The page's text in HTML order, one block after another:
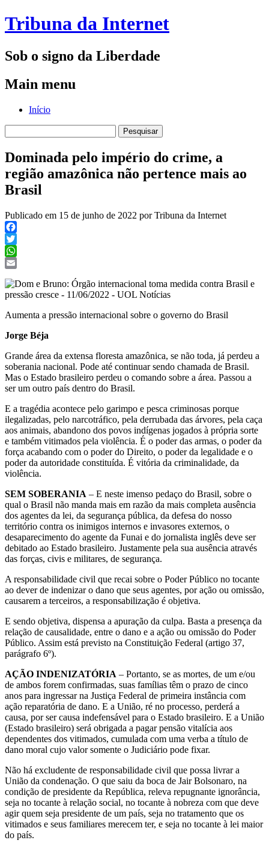
Tribuna da Internet
Sob o signo da Liberdade
Main menu
Skip
Início
por:
Dominada pelo império do crime, a
região amazônica não pertence mais ao
Brasil
Publicado em 15 de junho de 2022 por Tribuna da Internet
Facebook
Twitter
WhatsApp
Aumenta a pressão internacional sobre o governo do Brasil
Jorge Béja
Grande área da extensa floresta amazônica, se não toda, já perdeu a
soberania nacional. Pode até continuar sendo chamada de Brasil.
Mas o Estado brasileiro perdeu o comando sobre a área. Passou a
ser um outro país dentro do Brasil.
E a tragédia acontece pelo garimpo e pesca criminosas porque
ilegalizadas, pelo narcotráfico, pela derrubada das árvores, pela caça
aos animais, abandono dos povos indígenas jogados à própria sorte
e também vitimados pela violência. É o poder das armas, o poder da
força acabando com o poder do Direito, o poder da legalidade e o
poder da autoridade constituída. É vitória da criminalidade, da
violência.
SEM SOBERANIA – E neste imenso pedaço do Brasil, sobre o
qual o Brasil não manda mais em razão da mais completa ausência
dos agentes da lei, da segurança pública, da defesa do nosso
território contra os inimigos internos e invasores externos, o
desaparecimento do agente da Funai e do jornalista inglês deve ser
debitado ao Estado brasileiro. Justamente pela sua ausência através
das forças, civis e militares, de segurança.
A responsabilidade civil que recai sobre o Poder Público no tocante
ao dever de indenizar o dano que seus agentes, por ação ou omissão,
causarem a terceiros, a responsabilização é objetiva.
E sendo objetiva, dispensa a apuração da culpa. Basta a presença da
relação de causalidade, entre o dano e a ação ou omissão do Poder
Público. Assim está previsto na Constituição Federal (artigo 37,
parágrafo 6º).
AÇÃO INDENIZATÓRIA – Portanto, se as mortes, de um e/ou
de ambos forem confirmadas, suas famílias têm o prazo de cinco
anos para ingressar na Justiça Federal de primeira instância com
ação reparatória de dano. E a União, ré no processo, perderá a
causa, por ser causa indefensável para o Estado brasileiro. E a União
(Estado brasileiro) será obrigada a pagar pensão vitalícia aos
dependentes dos vitimados, cumulada com uma verba a título de
dano moral cujo valor somente o Judiciário pode fixar.
Não há excludente de responsabilidade civil que possa livrar a
União da condenação. O que saiu da boca de Jair Bolsonaro, na
condição de presidente da República, releva repugnante ignorância,
seja no tocante à relação social, no tocante à nobreza com que deve
agir quem seja presidente de um país, seja no tratamento que os
vitimados e seus familiares merecem ter, e seja no tocante à lei maior
do país.